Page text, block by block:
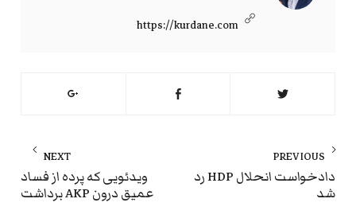
https://kurdane.com
راهبری
نوشته
PREVIOUS
Previous
post:
دادخواست انحلال HDP رد
شد
NEXT
ویدئویی که پرده از فساد
عمیق درون AKP برداشت